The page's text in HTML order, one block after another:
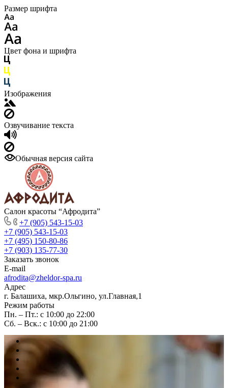
Размер шрифта
Цвет фона и шрифта
Изображения
Озвучивание текста
Обычная версия сайта
Салон красоты “Афродита”
+7 (905) 543-15-03
+7 (905) 543-15-03
+7 (495) 150-80-86
+7 (903) 135-77-30
Заказать звонок
E-mail
afrodita@zheldor-spa.ru
Адрес
г. Балашиха, мкр.Ольгино, ул.Главная,1
Режим работы
Пн. – Пт.: с 10:00 до 22:00
Сб. – Вск.: с 10:00 до 21:00